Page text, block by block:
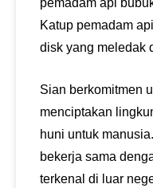
pemadam api
Katup pemadam
disk yang meledak
Sian berkomitmen
menciptakan
huni untuk
bekerja sama
terkenal di luar